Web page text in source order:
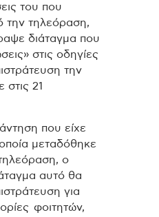
του που
την τηλεόραση,
διάταγμα που
στις οδηγίες
την
στις 21
που είχε
μεταδόθηκε
ο
αυτό θα
για
φοιτητών,